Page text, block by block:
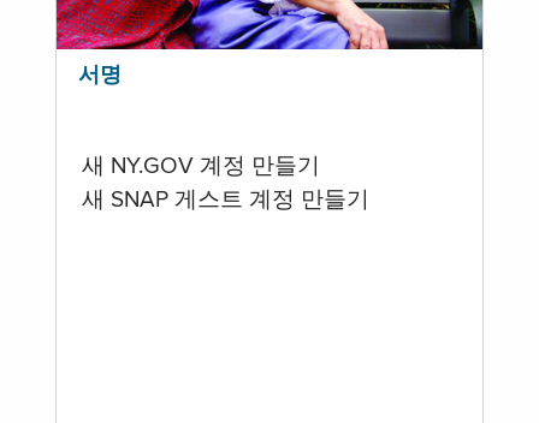
서명
새 NY.GOV 계정 만들기
새 SNAP 게스트 계정 만들기